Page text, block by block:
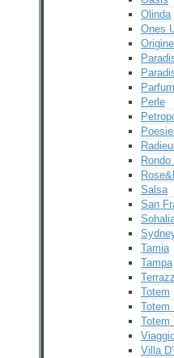
Olinda
Ones
Perle
Rondo
Salsa
San
Tamia
Tampa
Totem
Totem
Totem
Villa